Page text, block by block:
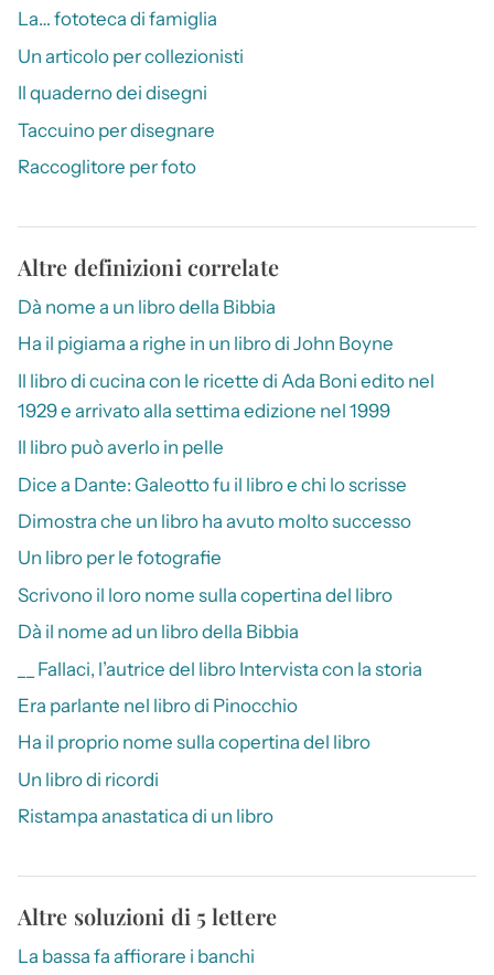
La… fototeca di famiglia
Un articolo per collezionisti
Il quaderno dei disegni
Taccuino per disegnare
Raccoglitore per foto
Altre definizioni correlate
Dà nome a un libro della Bibbia
Ha il pigiama a righe in un libro di John Boyne
Il libro di cucina con le ricette di Ada Boni edito nel
1929 e arrivato alla settima edizione nel 1999
Il libro può averlo in pelle
Dice a Dante: Galeotto fu il libro e chi lo scrisse
Dimostra che un libro ha avuto molto successo
Un libro per le fotografie
Scrivono il loro nome sulla copertina del libro
Dà il nome ad un libro della Bibbia
__ Fallaci, l’autrice del libro Intervista con la storia
Era parlante nel libro di Pinocchio
Ha il proprio nome sulla copertina del libro
Un libro di ricordi
Ristampa anastatica di un libro
Altre soluzioni di 5 lettere
La bassa fa affiorare i banchi